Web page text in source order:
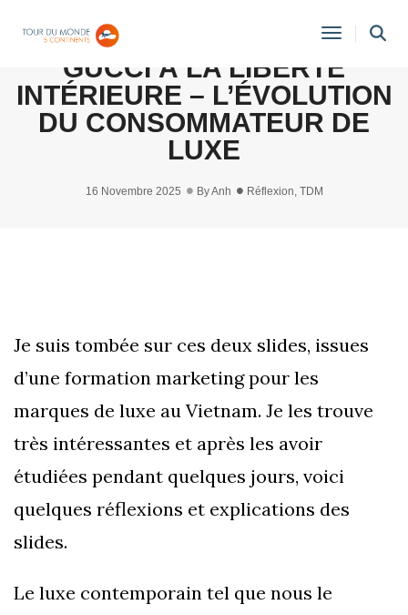
Toggle
[RÉFLEXION] #27 : DU LOGO
GUCCI À LA LIBERTÉ
INTÉRIEURE – L’ÉVOLUTION
DU CONSOMMATEUR DE
LUXE
16 Novembre 2025 ByAnh Réflexion, TDM
Je suis tombée sur ces deux slides, issues
d’une formation marketing pour les
marques de luxe au Vietnam. Je les trouve
très intéressantes et après les avoir
étudiées pendant quelques jours, voici
quelques réflexions et explications des
slides.
Le luxe contemporain tel que nous le